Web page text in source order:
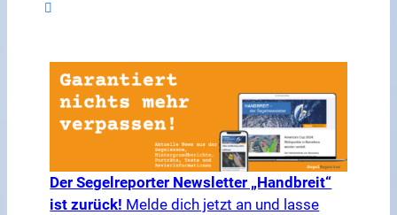
Der Segelreporter Newsletter „Handbreit“
ist zurück! Melde dich jetzt an und lasse